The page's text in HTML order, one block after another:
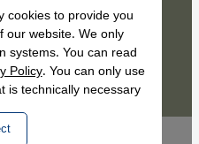
cookies to provide you
website. We only
systems. You can read
Policy. You can only use
technically necessary.